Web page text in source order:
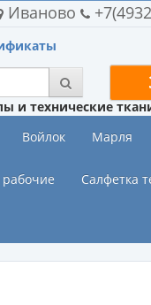
Иваново
и технические
Войлок Марля
Салфетка